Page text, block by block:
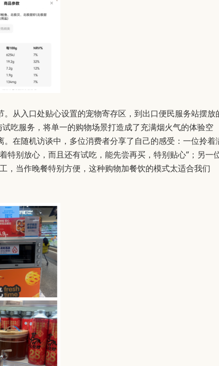
从入口处贴心设置的宠物寄存区，到出口便民服务站摆放
吃服务，将单一的购物场景打造成了充满烟火气的体验空
在随机访谈中，多位消费者分享了自己的感受：一位拎着
特别放心，而且还有试吃，能先尝再买，特别贴心”；另一
，当作晚餐特别方便，这种购物加餐饮的模式太适合我们